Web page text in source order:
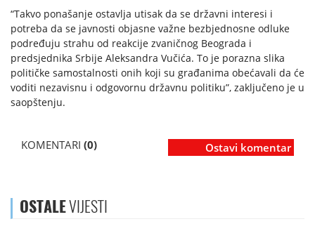
“Takvo ponašanje ostavlja utisak da se državni interesi i
potreba da se javnosti objasne važne bezbjednosne odluke
podređuju strahu od reakcije zvaničnog Beograda i
predsjednika Srbije Aleksandra Vučića. To je porazna slika
političke samostalnosti onih koji su građanima obećavali da će
voditi nezavisnu i odgovornu državnu politiku”, zaključeno je u
saopštenju.
KOMENTARI (0) Ostavi komentar
OSTALEVIJESTI